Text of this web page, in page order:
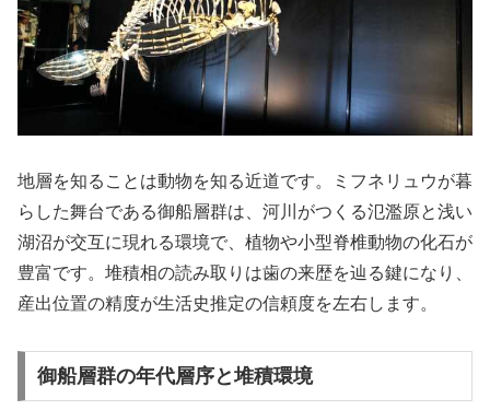
地層を知ることは動物を知る近道です。ミフネリュウが暮
らした舞台である御船層群は、河川がつくる氾濫原と浅い
湖沼が交互に現れる環境で、植物や小型脊椎動物の化石が
豊富です。堆積相の読み取りは歯の来歴を辿る鍵になり、
産出位置の精度が生活史推定の信頼度を左右します。
御船層群の年代層序と堆積環境